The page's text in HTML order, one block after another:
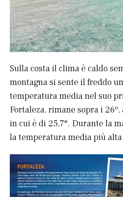
Sulla costa il clima è caldo
montagna si sente il freddo
temperatura media nel suo
Fortaleza, rimane sopra i
in cui è di 25,7°. Durante la
la temperatura media più